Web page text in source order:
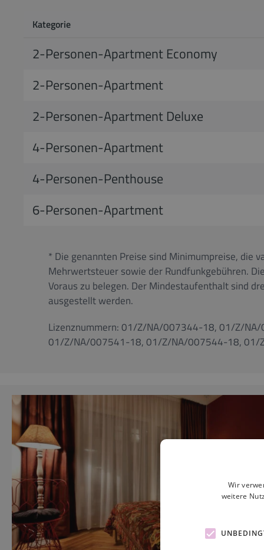
Kategorie
2-Personen-Apartment Economy
2-Personen-Apartment
2-Personen-Apartment Deluxe
4-Personen-Apartment
4-Personen-Penthouse
6-Personen-Apartment
* Die genannten Preise sind Minimumpreise, die
Mehrwertsteuer sowie der Rundfunkgebühren.
Voraus zu belegen. Der Mindestaufenthalt sind
ausgestellt werden.
Lizenznummern: 01/Z/NA/007344-18, 01/Z/
01/Z/NA/007541-18, 01/Z/NA/007544-18,
Wir
weitere